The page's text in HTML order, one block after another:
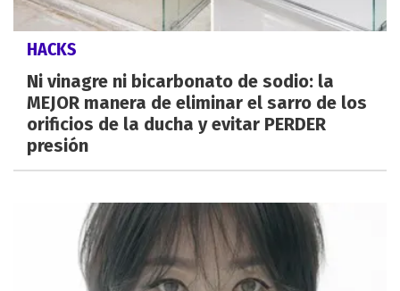
HACKS
Ni vinagre ni bicarbonato de sodio: la
MEJOR manera de eliminar el sarro de los
orificios de la ducha y evitar PERDER
presión